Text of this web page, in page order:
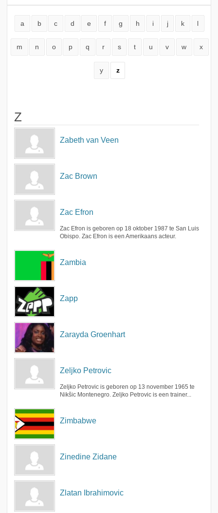
a b c d e f g h i j k l
m n o p q r s t u v w x
y z
Z
Zabeth van Veen
Zac Brown
Zac Efron
Zac Efron is geboren op 18 oktober 1987 te San Luis
Obispo. Zac Efron is een Amerikaans acteur.
Zambia
Zapp
Zarayda Groenhart
Zeljko Petrovic
Zeljko Petrovic is geboren op 13 november 1965 te
Nikšic Montenegro. Zeljko Petrovic is een trainer...
Zimbabwe
Zinedine Zidane
Zlatan Ibrahimovic